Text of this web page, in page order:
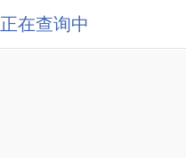
正在查询中